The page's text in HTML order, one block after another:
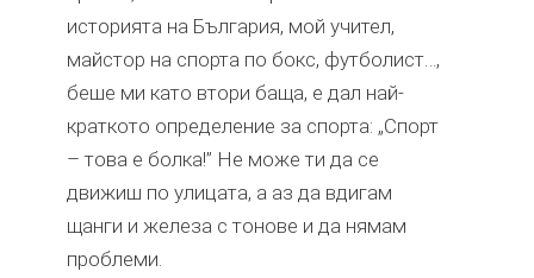
историята на България, мой учител,
майстор на спорта по бокс, футболист…,
беше ми като втори баща, е дал най-
краткото определение за спорта: „Спорт
– това е болка!” Не може ти да се
движиш по улицата, а аз да вдигам
щанги и железа с тонове и да нямам
проблеми.